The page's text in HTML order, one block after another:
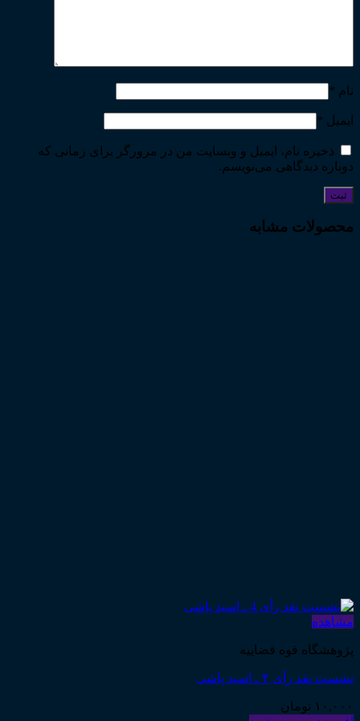
نام *
ایمیل *
ذخیره نام، ایمیل و وبسایت من در مرورگر برای زمانی که
دوباره دیدگاهی می‌نویسم.
محصولات مشابه
مشاهده
پژوهشگاه قوه قضاییه
نشست نقد رأی ۴ ـ اسید پاشی
۱۰,۰۰۰ تومان